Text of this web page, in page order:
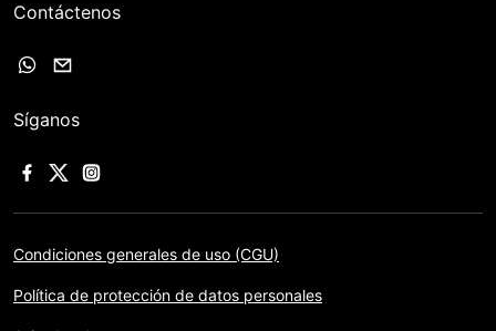
Contáctenos
Síganos
Condiciones generales de uso (CGU)
Política de protección de datos personales